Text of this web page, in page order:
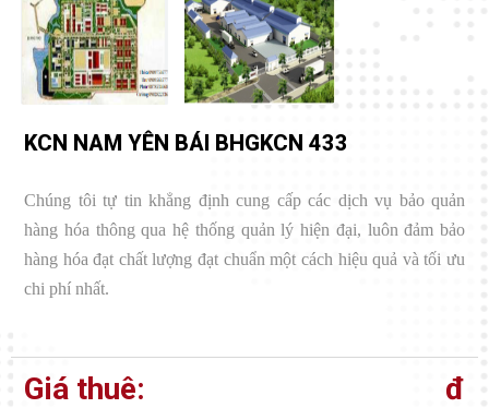
KCN NAM YÊN BÁI BHGKCN 433
Chúng tôi tự tin khẳng định cung cấp các dịch vụ bảo quản
hàng hóa thông qua hệ thống quản lý hiện đại, luôn đảm bảo
hàng hóa đạt chất lượng đạt chuẩn một cách hiệu quả và tối ưu
chi phí nhất.
Giá thuê:
đ